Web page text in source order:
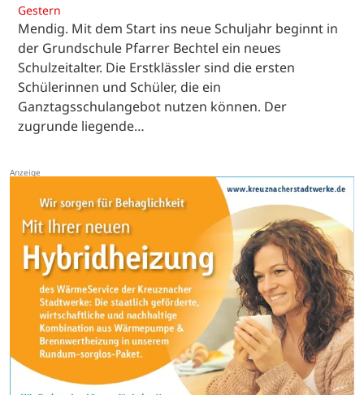
Gestern
Mendig. Mit dem Start ins neue Schuljahr beginnt in
der Grundschule Pfarrer Bechtel ein neues
Schulzeitalter. Die Erstklässler sind die ersten
Schülerinnen und Schüler, die ein
Ganztagsschulangebot nutzen können. Der
zugrunde liegende…